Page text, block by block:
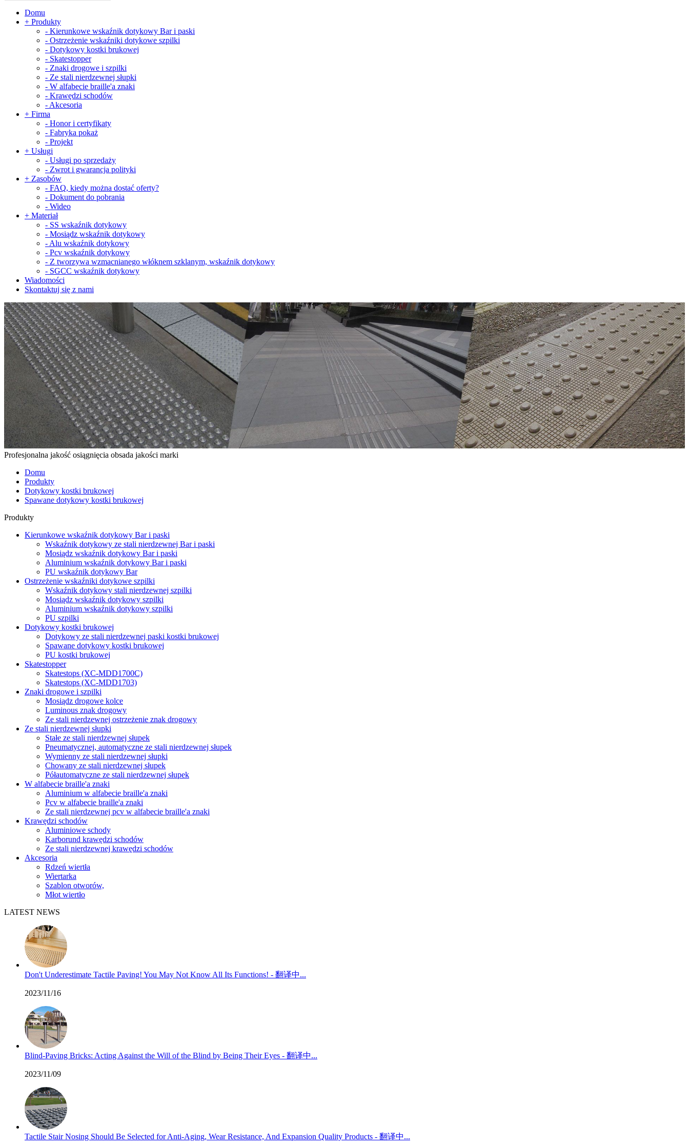
Domu
+ Produkty
- Kierunkowe wskaźnik dotykowy Bar i paski
- Ostrzeżenie wskaźniki dotykowe szpilki
- Dotykowy kostki brukowej
- Skatestopper
- Znaki drogowe i szpilki
- Ze stali nierdzewnej słupki
- W alfabecie braille'a znaki
- Krawędzi schodów
- Akcesoria
+ Firma
- Honor i certyfikaty
- Fabryka pokaż
- Projekt
+ Usługi
- Usługi po sprzedaży
- Zwrot i gwarancja polityki
+ Zasobów
- FAQ, kiedy można dostać oferty?
- Dokument do pobrania
- Wideo
+ Materiał
- SS wskaźnik dotykowy
- Mosiądz wskaźnik dotykowy
- Alu wskaźnik dotykowy
- Pcv wskaźnik dotykowy
- Z tworzywa wzmacnianego włóknem szklanym, wskaźnik dotykowy
- SGCC wskaźnik dotykowy
Wiadomości
Skontaktuj się z nami
Profesjonalna jakość osiągnięcia obsada jakości marki
Domu
Produkty
Dotykowy kostki brukowej
Spawane dotykowy kostki brukowej
Produkty
Kierunkowe wskaźnik dotykowy Bar i paski
Wskaźnik dotykowy ze stali nierdzewnej Bar i paski
Mosiądz wskaźnik dotykowy Bar i paski
Aluminium wskaźnik dotykowy Bar i paski
PU wskaźnik dotykowy Bar
Ostrzeżenie wskaźniki dotykowe szpilki
Wskaźnik dotykowy stali nierdzewnej szpilki
Mosiądz wskaźnik dotykowy szpilki
Aluminium wskaźnik dotykowy szpilki
PU szpilki
Dotykowy kostki brukowej
Dotykowy ze stali nierdzewnej paski kostki brukowej
Spawane dotykowy kostki brukowej
PU kostki brukowej
Skatestopper
Skatestops (XC-MDD1700C)
Skatestops (XC-MDD1703)
Znaki drogowe i szpilki
Mosiądz drogowe kolce
Luminous znak drogowy
Ze stali nierdzewnej ostrzeżenie znak drogowy
Ze stali nierdzewnej słupki
Stałe ze stali nierdzewnej słupek
Pneumatycznej, automatyczne ze stali nierdzewnej słupek
Wymienny ze stali nierdzewnej słupki
Chowany ze stali nierdzewnej słupek
Półautomatyczne ze stali nierdzewnej słupek
W alfabecie braille'a znaki
Aluminium w alfabecie braille'a znaki
Pcv w alfabecie braille'a znaki
Ze stali nierdzewnej pcv w alfabecie braille'a znaki
Krawędzi schodów
Aluminiowe schody
Karborund krawędzi schodów
Ze stali nierdzewnej krawędzi schodów
Akcesoria
Rdzeń wiertła
Wiertarka
Szablon otworów,
Młot wiertło
LATEST NEWS
Don't Underestimate Tactile Paving! You May Not Know All Its Functions! - 翻译中...
2023/11/16
Blind-Paving Bricks: Acting Against the Will of the Blind by Being Their Eyes - 翻译中...
2023/11/09
Tactile Stair Nosing Should Be Selected for Anti-Aging, Wear Resistance, And Expansion Quality Products - 翻译中...